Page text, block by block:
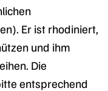
Er ist rhodiniert,
und ihm
Die
entsprechend